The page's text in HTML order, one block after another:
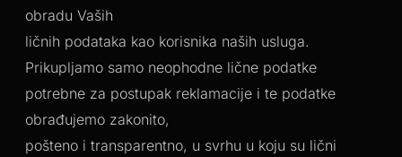
obradu Vaših
ličnih podataka kao korisnika naših usluga.
Prikupljamo samo neophodne lične podatke
potrebne za postupak reklamacije i te podatke
obrađujemo zakonito,
pošteno i transparentno, u svrhu u koju su lični